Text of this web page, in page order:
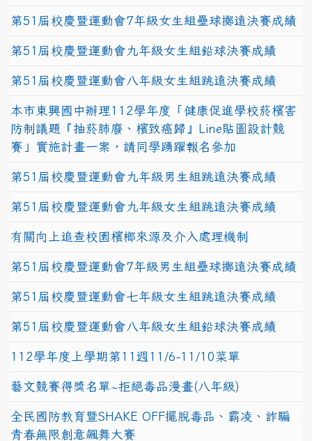
第51屆校慶暨運動會7年級女生組壘球擲遠決賽成績
第51屆校慶暨運動會九年級女生組鉛球決賽成績
第51屆校慶暨運動會八年級女生組跳遠決賽成績
本市東興國中辦理112學年度「健康促進學校菸檳害
防制議題『抽菸肺廢、檳致癌歸』Line貼圖設計競
賽」實施計畫一案，請同學踴躍報名參加
第51屆校慶暨運動會九年級男生組跳遠決賽成績
第51屆校慶暨運動會九年級女生組跳遠決賽成績
有關向上追查校園檳榔來源及介入處理機制
第51屆校慶暨運動會7年級男生組壘球擲遠決賽成績
第51屆校慶暨運動會七年級女生組跳遠決賽成績
第51屆校慶暨運動會八年級女生組鉛球決賽成績
112學年度上學期第11週11/6-11/10菜單
藝文競賽得獎名單~拒絕毒品漫畫(八年級)
全民國防教育暨SHAKE OFF擺脫毒品、霸凌、詐騙
青春無限創意飆舞大賽